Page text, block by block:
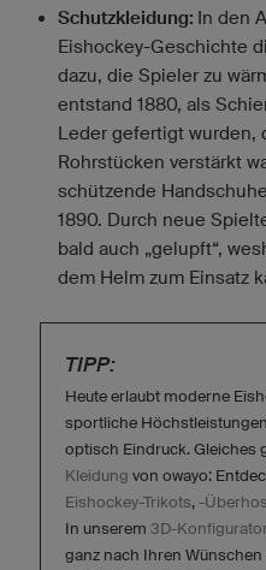
Schutzkleidung: In den
Eishockey-Geschichte
dazu, die Spieler zu
entstand 1880, als
Leder gefertigt wurden,
Rohrstücken verstärkt
schützende
1890. Durch neue
bald auch „gelupft“,
dem Helm zum Einsatz
TIPP:
Heute erlaubt moderne
sportliche
optisch Eindruck. Gleiches
Kleidung von owayo:
Eishockey-Trikots, -
In unserem 3D-
ganz nach Ihren